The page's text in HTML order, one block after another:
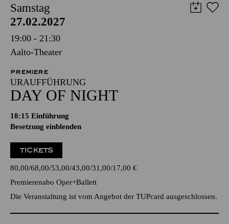
Samstag
27.02.2027
19:00 - 21:30
Aalto-Theater
PREMIERE
URAUFFÜHRUNG
DAY OF NIGHT
18:15 Einführung
Besetzung einblenden
TICKETS
80,00 68,00 53,00 43,00 31,00 17,00 €
Premierenabo Oper+Ballett
Die Veranstaltung ist vom Angebot der TUPcard ausgeschlossen.